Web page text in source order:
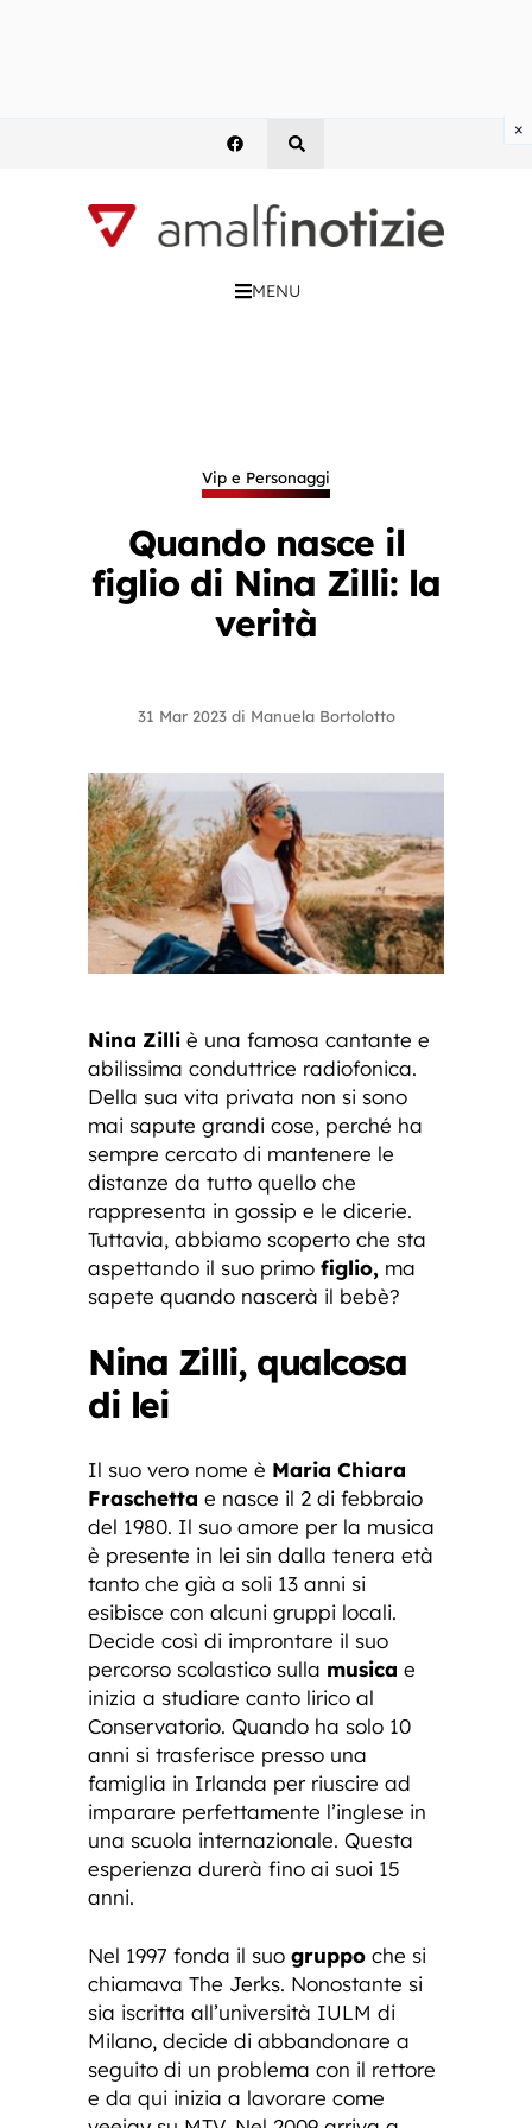
MENU
Vip e Personaggi
Quando nasce il
figlio di Nina Zilli: la
verità
31 Mar 2023 di Manuela Bortolotto
Nina Zilli è una famosa cantante e
abilissima conduttrice radiofonica.
Della sua vita privata non si sono
mai sapute grandi cose, perché ha
sempre cercato di mantenere le
distanze da tutto quello che
rappresenta in gossip e le dicerie.
Tuttavia, abbiamo scoperto che sta
aspettando il suo primo figlio, ma
sapete quando nascerà il bebè?
Nina Zilli, qualcosa
di lei
Il suo vero nome è Maria Chiara
Fraschetta e nasce il 2 di febbraio
del 1980. Il suo amore per la musica
è presente in lei sin dalla tenera età
tanto che già a soli 13 anni si
esibisce con alcuni gruppi locali.
Decide così di improntare il suo
percorso scolastico sulla musica e
inizia a studiare canto lirico al
Conservatorio. Quando ha solo 10
anni si trasferisce presso una
famiglia in Irlanda per riuscire ad
imparare perfettamente l’inglese in
una scuola internazionale. Questa
esperienza durerà fino ai suoi 15
anni.
Nel 1997 fonda il suo gruppo che si
chiamava The Jerks. Nonostante si
sia iscritta all’università IULM di
Milano, decide di abbandonare a
seguito di un problema con il rettore
e da qui inizia a lavorare come
×